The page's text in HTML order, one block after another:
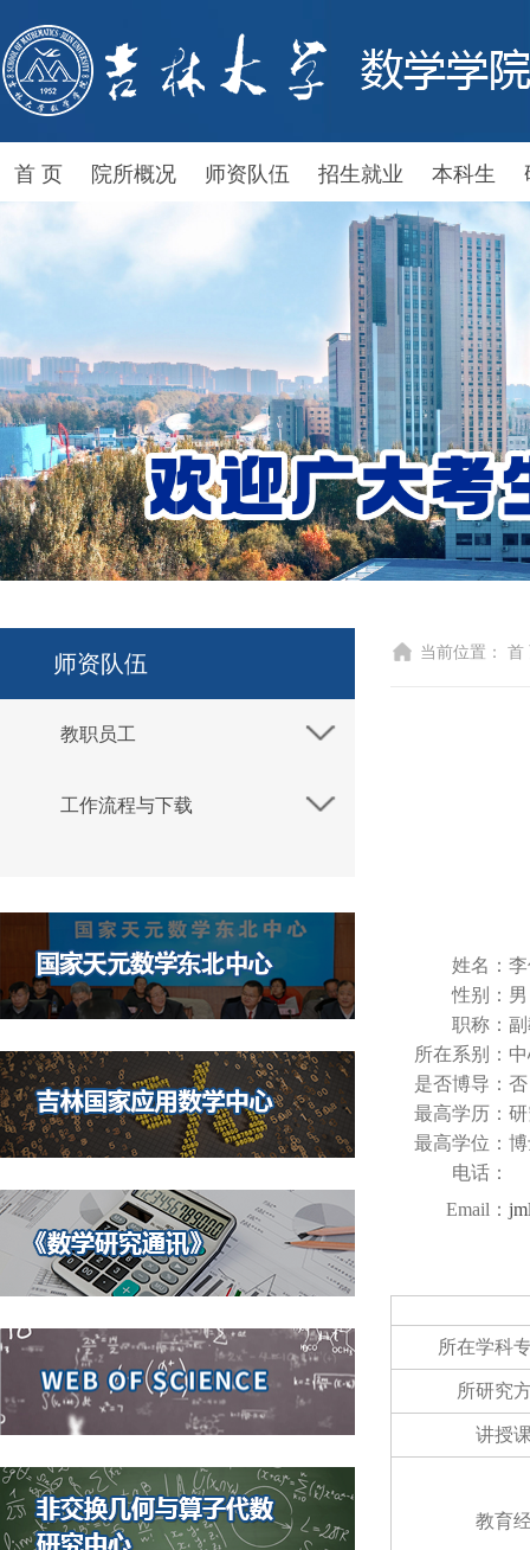
首 页 院所概况 师资队伍 招生就业 本科生
师资队伍
教职员工
工作流程与下载
当前位置： 首
姓名：
性别： 男
职称：
所在系别：
是否博导： 否
最高学历：
最高学位：
电话：
Email：
所在学科
所研究
讲授
教育